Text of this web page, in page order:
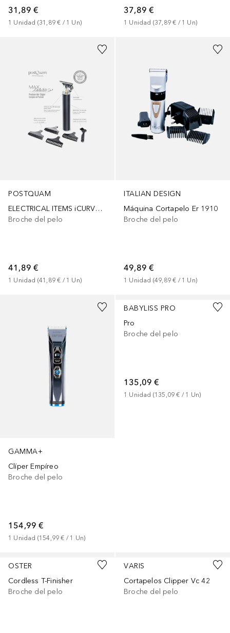
31,89 €
1 Unidad (31,89 € / 1 Un)
37,89 €
1 Unidad (37,89 € / 1 Un)
POSTQUAM
ELECTRICAL ITEMS iCURVE TECH
Broche del pelo
41,89 €
1 Unidad (41,89 € / 1 Un)
ITALIAN DESIGN
Máquina Cortapelo Er 1910
Broche del pelo
49,89 €
1 Unidad (49,89 € / 1 Un)
GAMMA+
Clíper Empíreo
Broche del pelo
154,99 €
1 Unidad (154,99 € / 1 Un)
BABYLISS PRO
Pro
Broche del pelo
135,09 €
1 Unidad (135,09 € / 1 Un)
OSTER
Cordless T-Finisher
Broche del pelo
VARIS
Cortapelos Clipper Vc 42
Broche del pelo